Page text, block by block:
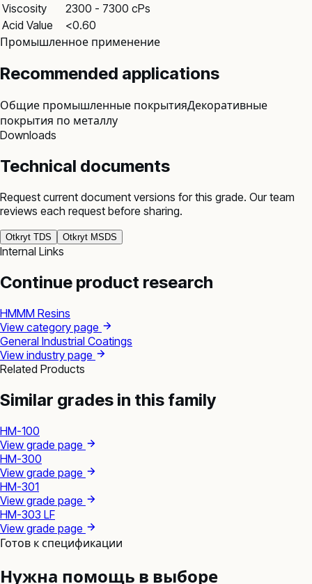
Viscosity
2300 - 7300 cPs
Acid Value
<0.60
Промышленное применение
Recommended applications
Общие промышленные покрытияДекоративные
покрытия по металлу
Downloads
Technical documents
Request current document versions for this grade. Our team
reviews each request before sharing.
Otkryt TDS Otkryt MSDS
Internal Links
Continue product research
HMMM Resins
View category page
General Industrial Coatings
View industry page
Related Products
Similar grades in this family
HM-100
View grade page
HM-300
View grade page
HM-301
View grade page
HM-303 LF
View grade page
Готов к спецификации
Нужна помощь в выборе